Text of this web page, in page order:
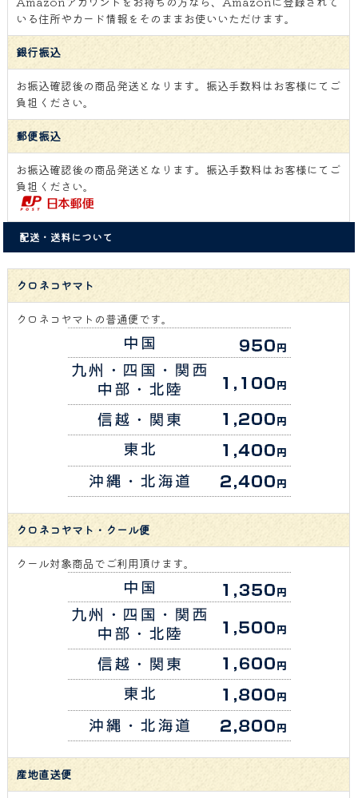
いる住所やカード情報をそのままお使いいただけます。
銀行振込
お振込確認後の商品発送となります。振込手数料はお客様にてご
負担ください。
郵便振込
お振込確認後の商品発送となります。振込手数料はお客様にてご
負担ください。
配送・送料について
クロネコヤマト
クロネコヤマトの普通便です。
クロネコヤマト・クール便
クール対象商品でご利用頂けます。
産地直送便